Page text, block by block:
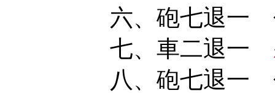
六、砲七退一
七、車二退一
八、砲七退一